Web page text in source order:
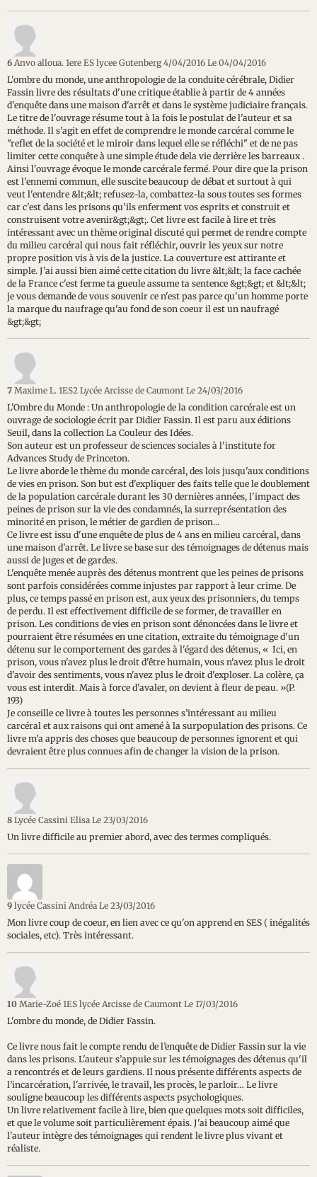
6 Anvo alloua. 1ere ES lycee Gutenberg 4/04/2016 Le 04/04/2016
L'ombre du monde, une anthropologie de la conduite cérébrale, Didier
Fassin livre des résultats d'une critique établie à partir de 4 années
d'enquête dans une maison d'arrêt et dans le système judiciaire français.
Le titre de l'ouvrage résume tout à la fois le postulat de l'auteur et sa
méthode. Il s'agit en effet de comprendre le monde carcéral comme le
"reflet de la société et le miroir dans lequel elle se réfléchi" et de ne pas
limiter cette conquête à une simple étude dela vie derrière les barreaux .
Ainsi l'ouvrage évoque le monde carcérale fermé. Pour dire que la prison
est l'ennemi commun, elle suscite beaucoup de débat et surtout à qui
veut l'entendre &lt;&lt; refusez-la, combattez-la sous toutes ses formes
car c'est dans les prisons qu'ils enferment vos esprits et construit et
construisent votre avenir&gt;&gt;. Cet livre est facile à lire et très
intéressant avec un thème original discuté qui permet de rendre compte
du milieu carcéral qui nous fait réfléchir, ouvrir les yeux sur notre
propre position vis à vis de la justice. La couverture est attirante et
simple. J'ai aussi bien aimé cette citation du livre &lt;&lt; la face cachée
de la France c'est ferme ta gueule assume ta sentence &gt;&gt; et &lt;&lt;
je vous demande de vous souvenir ce n'est pas parce qu'un homme porte
la marque du naufrage qu'au fond de son coeur il est un naufragé
&gt;&gt;
7 Maxime L. 1ES2 Lycée Arcisse de Caumont Le 24/03/2016
L'Ombre du Monde : Un anthropologie de la condition carcérale est un
ouvrage de sociologie écrit par Didier Fassin. Il est paru aux éditions
Seuil, dans la collection La Couleur des Idées.
Son auteur est un professeur de sciences sociales à l'institute for
Advances Study de Princeton.
Le livre aborde le thème du monde carcéral, des lois jusqu'aux conditions
de vies en prison. Son but est d'expliquer des faits telle que le doublement
de la population carcérale durant les 30 dernières années, l'impact des
peines de prison sur la vie des condamnés, la surreprésentation des
minorité en prison, le métier de gardien de prison...
Ce livre est issu d'une enquête de plus de 4 ans en milieu carcéral, dans
une maison d'arrêt. Le livre se base sur des témoignages de détenus mais
aussi de juges et de gardes.
L'enquête menée auprès des détenus montrent que les peines de prisons
sont parfois considérées comme injustes par rapport à leur crime. De
plus, ce temps passé en prison est, aux yeux des prisonniers, du temps
de perdu. Il est effectivement difficile de se former, de travailler en
prison. Les conditions de vies en prison sont dénoncées dans le livre et
pourraient être résumées en une citation, extraite du témoignage d'un
détenu sur le comportement des gardes à l'égard des détenus, « Ici, en
prison, vous n'avez plus le droit d'être humain, vous n'avez plus le droit
d'avoir des sentiments, vous n'avez plus le droit d'exploser. La colère, ça
vous est interdit. Mais à force d'avaler, on devient à fleur de peau. »(P.
193)
Je conseille ce livre à toutes les personnes s’intéressant au milieu
carcéral et aux raisons qui ont amené à la surpopulation des prisons. Ce
livre m'a appris des choses que beaucoup de personnes ignorent et qui
devraient être plus connues afin de changer la vision de la prison.
8 Lycée Cassini Elisa Le 23/03/2016
Un livre difficile au premier abord, avec des termes compliqués.
9 lycée Cassini Andréa Le 23/03/2016
Mon livre coup de coeur, en lien avec ce qu'on apprend en SES ( inégalités
sociales, etc). Très intéressant.
10 Marie-Zoé 1ES lycée Arcisse de Caumont Le 17/03/2016
L'ombre du monde, de Didier Fassin.
Ce livre nous fait le compte rendu de l’enquête de Didier Fassin sur la vie
dans les prisons. L'auteur s’appuie sur les témoignages des détenus qu'il
a rencontrés et de leurs gardiens. Il nous présente différents aspects de
l’incarcération, l'arrivée, le travail, les procès, le parloir… Le livre
souligne beaucoup les différents aspects psychologiques.
Un livre relativement facile à lire, bien que quelques mots soit difficiles,
et que le volume soit particulièrement épais. J'ai beaucoup aimé que
l'auteur intègre des témoignages qui rendent le livre plus vivant et
réaliste.